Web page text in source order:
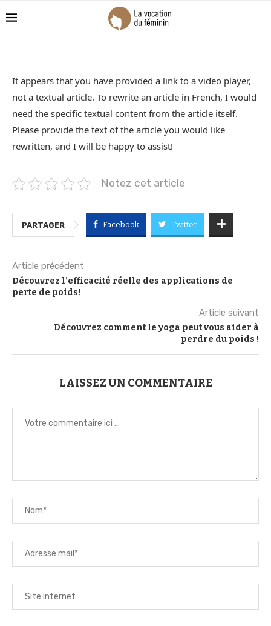
It appears that you have provided a link to a video player,
not a textual article. To rewrite an article in French, I would
need the specific textual content from the article itself.
Please provide the text of the article you would like
rewritten, and I will be happy to assist!
Notez cet article
PARTAGER Facebook Twitter
Article précédent
Découvrez l’efficacité réelle des applications de
perte de poids!
Article suivant
Découvrez comment le yoga peut vous aider à
perdre du poids !
LAISSEZ UN COMMENTAIRE